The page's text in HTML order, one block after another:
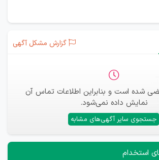
گزارش مشکل آگهی
شده است و بنابراین اطلاعات تماس آن
نمایش داده نمی‌شود.
جستجوی سایر آگهی‌های مشابه
—
استخدام